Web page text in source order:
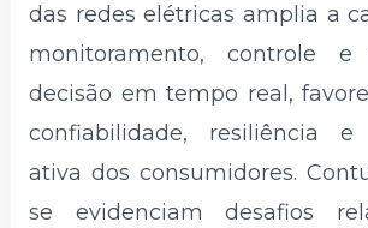
das redes elétricas amplia a
monitoramento, controle
decisão em tempo real,
confiabilidade, resiliência e
ativa dos consumidores.
se evidenciam desafios